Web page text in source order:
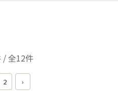
/ 全12件
2 ›